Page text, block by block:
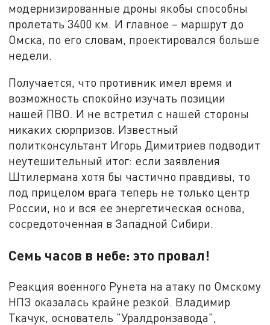
модернизированные дроны якобы способны
пролетать 3400 км. И главное – маршрут до
Омска, по его словам, проектировался больше
недели.
Получается, что противник имел время и
возможность спокойно изучать позиции
нашей ПВО. И не встретил с нашей стороны
никаких сюрпризов. Известный
политконсультант Игорь Димитриев подводит
неутешительный итог: если заявления
Штилермана хотя бы частично правдивы, то
под прицелом врага теперь не только центр
России, но и вся ее энергетическая основа,
сосредоточенная в Западной Сибири.
Семь часов в небе: это провал!
Реакция военного Рунета на атаку по Омскому
НПЗ оказалась крайне резкой. Владимир
Ткачук, основатель "Уралдронзавода",